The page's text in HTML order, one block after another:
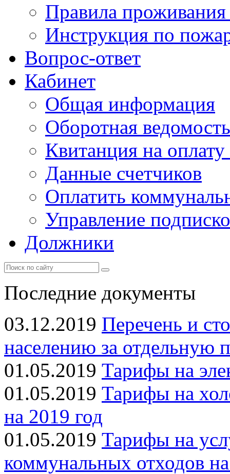
Правила
Инструкция по
Вопрос-ответ
Кабинет
Общая информация
Оборотная ведомость
Квитанция на
Данные счетчиков
Оплатить
Управление
Должники
Последние документы
03.12.2019 Перечень и
населению за отдельную
01.05.2019 Тарифы на
01.05.2019 Тарифы на
на 2019 год
01.05.2019 Тарифы на
коммунальных отходов